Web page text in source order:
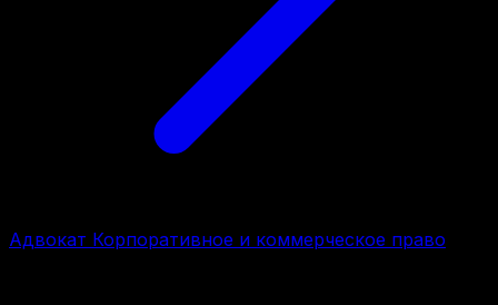
Адвокат Корпоративное и коммерческое право